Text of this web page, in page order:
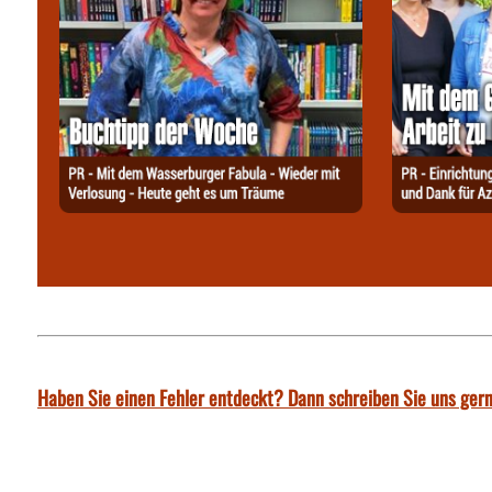
Haben Sie einen Fehler entdeckt? Dann schreiben Sie uns